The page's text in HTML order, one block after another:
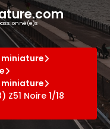
Noire 1/18